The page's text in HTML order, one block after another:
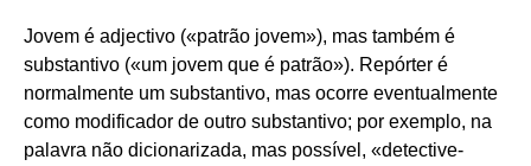
Jovem é adjectivo («patrão jovem»), mas também é
substantivo («um jovem que é patrão»). Repórter é
normalmente um substantivo, mas ocorre eventualmente
como modificador de outro substantivo; por exemplo, na
palavra não dicionarizada, mas possível, «detective-